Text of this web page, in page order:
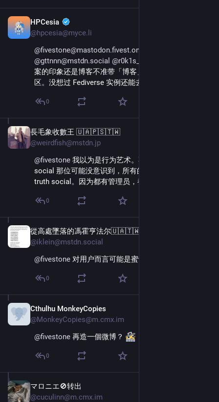
HPCesia
@hpcesia@myce.li
@fivestone@mastodon.fivest.one
@gttnnn@mstdn.social @r0k1s_i@m.isle.moe
案的印象还是博客不准带「博客」二字、不准带评论
区。没想过 Fediverse 实例还能去备案。
0
長毛象收數王 🇺🇦🇵🇸🇹🇼
@weirdfish@mstdn.jp
@fivestone 我以为是行为艺术。不过上面说 truth
social 那位可能没意识到，所有的 fedi 实例本质都是
truth social。因为都有管理员，都垄断最终解释权。
0
從高處墜落的馮霍亨法尔🇺🇦🇹🇼🇵🇸
@iklein@mstdn.social
@fivestone 对用户而言可能是蜜罐
0
Cthulhu MonkeyCopies
@MonkeyCopies@m.cmx.im
@fivestone 再造一個微博？
0
マロニエ🚫转出
@cuculinn@m.cmx.im